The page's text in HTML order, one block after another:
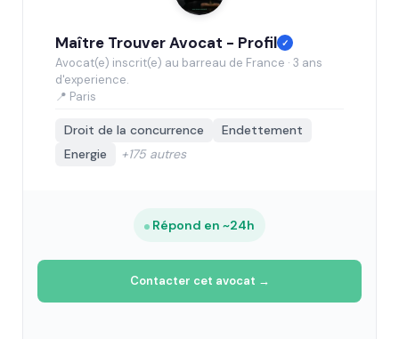
Maître Trouver Avocat - Profil ✓
Avocat(e) inscrit(e) au barreau de France · 3 ans
d'experience.
📍 Paris
Droit de la concurrence
Endettement
Energie
+175 autres
Répond en ~24h
Contacter cet avocat →